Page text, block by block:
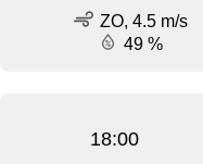
ZO, 4.5 m/s
49 %
18:00